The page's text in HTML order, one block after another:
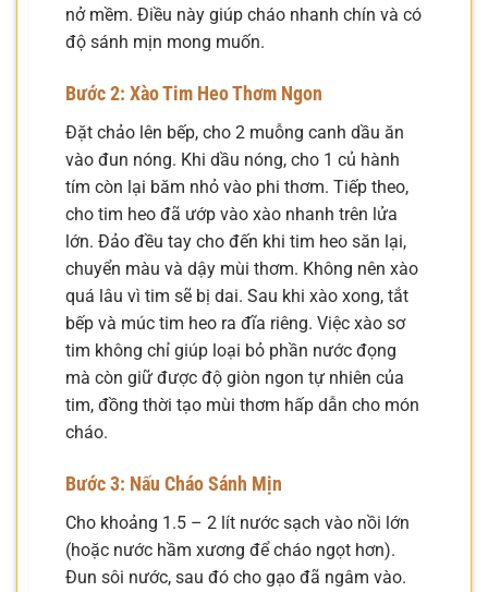
nở mềm. Điều này giúp cháo nhanh chín và có
độ sánh mịn mong muốn.
Bước 2: Xào Tim Heo Thơm Ngon
Đặt chảo lên bếp, cho 2 muỗng canh dầu ăn
vào đun nóng. Khi dầu nóng, cho 1 củ hành
tím còn lại băm nhỏ vào phi thơm. Tiếp theo,
cho tim heo đã ướp vào xào nhanh trên lửa
lớn. Đảo đều tay cho đến khi tim heo săn lại,
chuyển màu và dậy mùi thơm. Không nên xào
quá lâu vì tim sẽ bị dai. Sau khi xào xong, tắt
bếp và múc tim heo ra đĩa riêng. Việc xào sơ
tim không chỉ giúp loại bỏ phần nước đọng
mà còn giữ được độ giòn ngon tự nhiên của
tim, đồng thời tạo mùi thơm hấp dẫn cho món
cháo.
Bước 3: Nấu Cháo Sánh Mịn
Cho khoảng 1.5 – 2 lít nước sạch vào nồi lớn
(hoặc nước hầm xương để cháo ngọt hơn).
Đun sôi nước, sau đó cho gạo đã ngâm vào.